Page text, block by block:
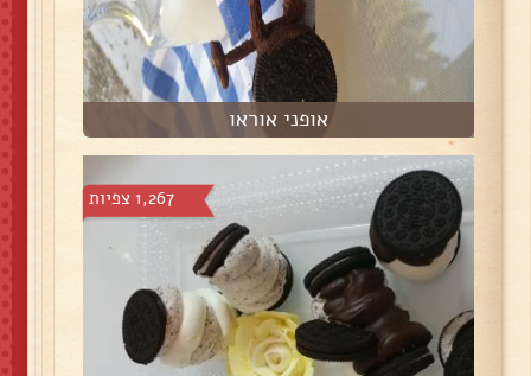
אופני אוראו
1,267 צפיות